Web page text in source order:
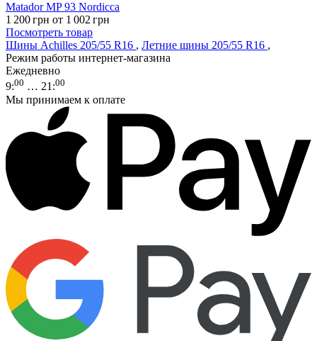
Matador MP 93 Nordicca
1 200грн от 1 002грн
Посмотреть товар
Шины Achilles 205/55 R16 , Летние шины 205/55 R16 ,
Режим работы интернет-магазина
Ежедневно
9:00 … 21:00
Мы принимаем к оплате